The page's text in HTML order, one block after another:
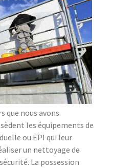
que nous avons
les équipements de
ou EPI qui leur
un nettoyage de
La possession